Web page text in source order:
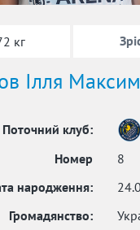
Ілля
Поточний клуб:
Номер
8
народження:
Громадянство:
кг